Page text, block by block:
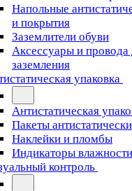
Напольные
и покрытия
Заземлители обуви
Аксессуары и провода
заземления
упаковка
Антистатическая
Пакеты
Наклейки и пломбы
Индикаторы влажности
контроль